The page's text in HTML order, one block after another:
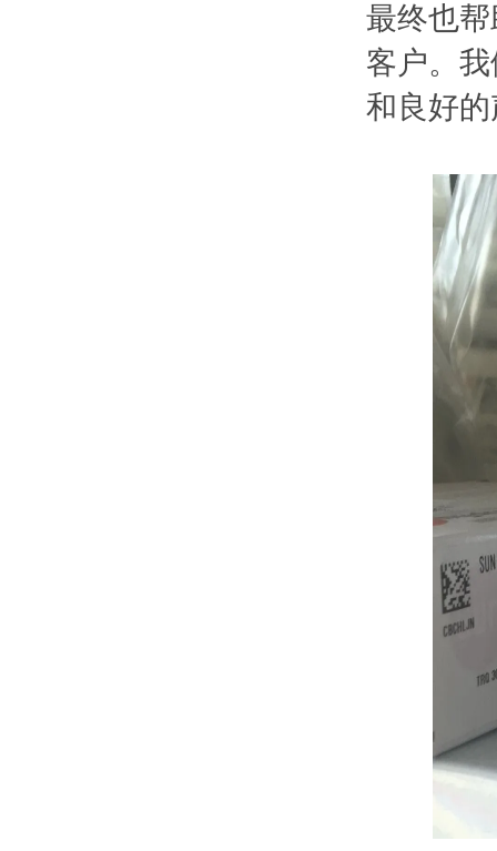
最终也
客户。
和良好